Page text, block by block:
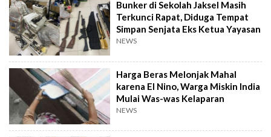
Bunker di Sekolah Jaksel Masih
Terkunci Rapat, Diduga Tempat
Simpan Senjata Eks Ketua Yayasan
NEWS
Harga Beras Melonjak Mahal
karena El Nino, Warga Miskin India
Mulai Was-was Kelaparan
NEWS